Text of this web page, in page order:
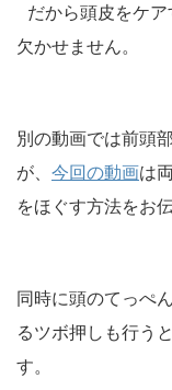
だから頭皮をケ
欠かせません。
別の動画では前頭
が、 今回の動画は
をほぐす方法をお
同時に頭のてっぺ
るツボ押しも行う
す。